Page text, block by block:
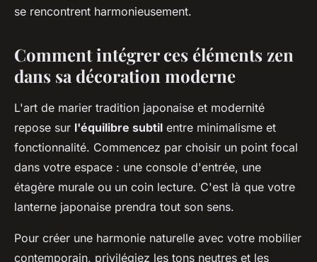
se rencontrent harmonieusement.
Comment intégrer ces éléments zen
dans sa décoration moderne
L'art de marier tradition japonaise et modernité
repose sur l'équilibre subtil entre minimalisme et
fonctionnalité. Commencez par choisir un point focal
dans votre espace : une console d'entrée, une
étagère murale ou un coin lecture. C'est là que votre
lanterne japonaise prendra tout son sens.
Pour créer une harmonie naturelle avec votre mobilier
contemporain, privilégiez les tons neutres et les